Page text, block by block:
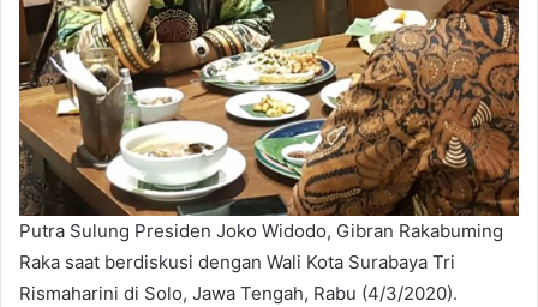
Putra Sulung Presiden Joko Widodo, Gibran Rakabuming
Raka saat berdiskusi dengan Wali Kota Surabaya Tri
Rismaharini di Solo, Jawa Tengah, Rabu (4/3/2020).